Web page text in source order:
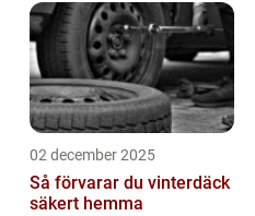
02 december 2025
Så förvarar du vinterdäck
säkert hemma